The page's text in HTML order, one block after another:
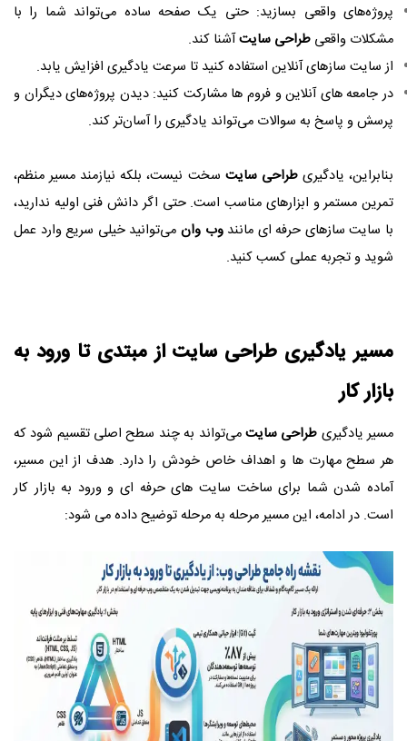
​پروژه‌های واقعی بسازید: حتی یک صفحه ساده می‌تواند شما را با
مشکلات واقعی طراحی سایتآشنا کند.
از سایت‌ سازهای آنلاین استفاده کنید تا سرعت یادگیری افزایش یابد.
در جامعه‌ های آنلاین و فروم‌ ها مشارکت کنید: دیدن پروژه‌های دیگران و
پرسش و پاسخ به سوالات می‌تواند یادگیری را آسان‌تر کند.
بنابراین، یادگیریطراحی سایت سخت نیست، بلکه نیازمند مسیر منظم،
تمرین مستمر و ابزارهای مناسب است. حتی اگر دانش فنی اولیه ندارید،
با سایت‌ سازهای حرفه‌ ای مانندوب وان می‌توانید خیلی سریع وارد عمل
شوید و تجربه عملی کسب کنید.
مسیر یادگیری طراحی سایت از مبتدی تا ورود به
بازار کار
مسیر یادگیری طراحی سایتمی‌تواند به چند سطح اصلی تقسیم شود که
هر سطح مهارت‌ ها و اهداف خاص خودش را دارد. هدف از این مسیر،
آماده شدن شما برای ساخت سایت‌ های حرفه‌ ای و ورود به بازار کار
است. در ادامه، این مسیر مرحله به مرحله توضیح داده می‌ شود: